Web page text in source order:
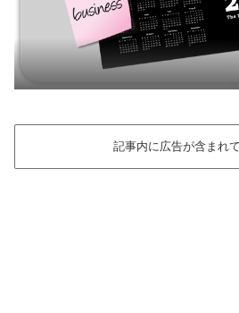
記事内に広告が含まれて